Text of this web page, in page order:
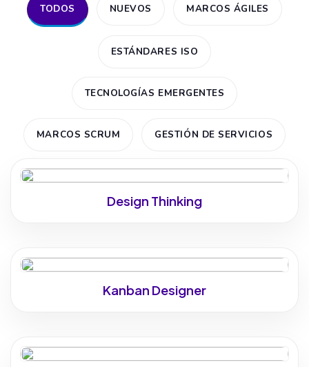
TODOS NUEVOS MARCOS ÁGILES
ESTÁNDARES ISO
TECNOLOGÍAS EMERGENTES
MARCOS SCRUM GESTIÓN DE SERVICIOS
Design Thinking
Kanban Designer